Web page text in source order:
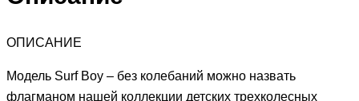
ОПИСАНИЕ
Модель Surf Boy – без колебаний можно назвать
флагманом нашей коллекции детских трехколесных